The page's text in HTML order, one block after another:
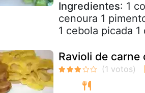
Ingredientes: 1
cenoura 1
1 cebola picada
Ravioli de carne